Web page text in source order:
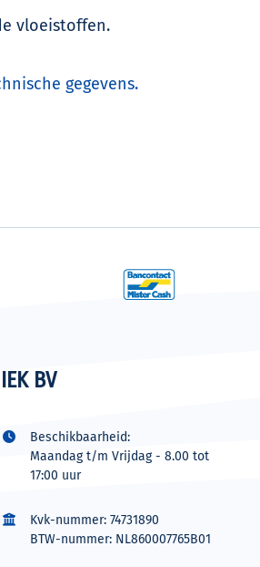
vloeistoffen.
gegevens.
BV
Beschikbaarheid:
Maandag t/m Vrijdag - 8.00 tot
17:00 uur
Kvk-nummer: 74731890
BTW-nummer: NL860007765B01